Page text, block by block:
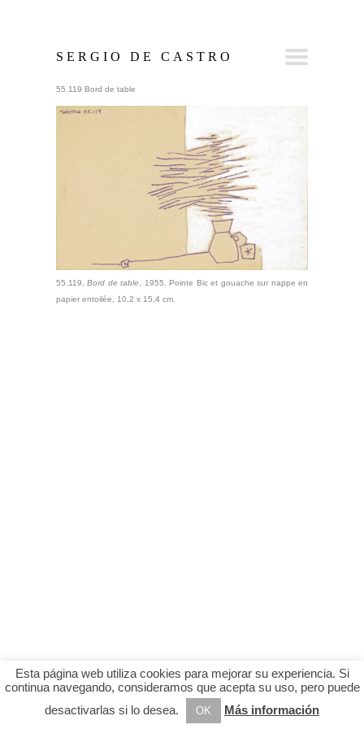
SERGIO DE CASTRO
55.119 Bord de table
55.119,Bord de table
, 1955. Pointe Bic et gouache sur nappe en
papier entoilée, 10,2 x 15,4 cm.
Esta página web utiliza cookies para mejorar su experiencia. Si
continua navegando, consideramos que acepta su uso, pero puede
desactivarlas si lo desea.
OK Más información